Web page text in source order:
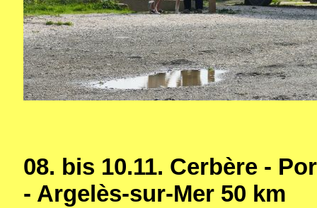
08. bis 10.11. Cerbère -
- Argelès-sur-Mer 50 km